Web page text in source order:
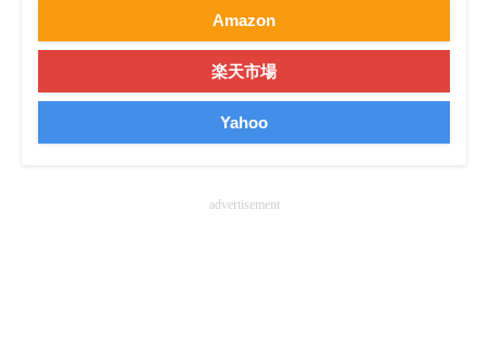
Amazon
楽天市場
Yahoo
advertisement